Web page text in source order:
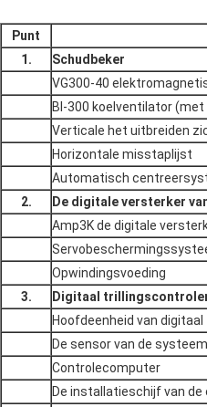
Punt
1.
Schudbeker
VG300-40
Bl-300 koelventilator
Verticale het uitbreiden
Horizontale misstaplijst
Automatisch
2.
De digitale versterker
Amp3K de digitale
Opwindingsvoeding
3.
Digitaal
Hoofdeenheid van
De sensor van de
Controlecomputer
De installatieschijf van